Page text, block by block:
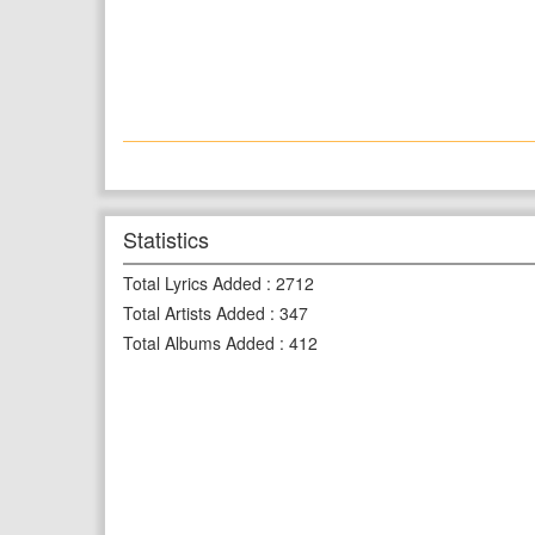
Statistics
Total Lyrics Added : 2712
Total Artists Added : 347
Total Albums Added : 412